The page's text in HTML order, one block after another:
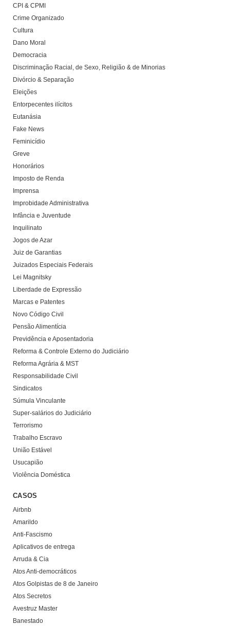
CPI & CPMI
Crime Organizado
Cultura
Dano Moral
Democracia
Discriminação Racial, de Sexo, Religião & de Minorias
Divórcio & Separação
Eleições
Entorpecentes ilícitos
Eutanásia
Fake News
Feminicídio
Greve
Honorários
Imposto de Renda
Imprensa
Improbidade Administrativa
Infância e Juventude
Inquilinato
Jogos de Azar
Juiz de Garantias
Juizados Especiais Federais
Lei Magnitsky
Liberdade de Expressão
Marcas e Patentes
Novo Código Civil
Pensão Alimentícia
Previdência e Aposentadoria
Reforma & Controle Externo do Judiciário
Reforma Agrária & MST
Responsabilidade Civil
Sindicatos
Súmula Vinculante
Super-salários do Judiciário
Terrorismo
Trabalho Escravo
União Estável
Usucapião
Violência Doméstica
CASOS
Airbnb
Amarildo
Anti-Fascismo
Aplicativos de entrega
Arruda & Cia
Atos Anti-democráticos
Atos Golpistas de 8 de Janeiro
Atos Secretos
Avestruz Master
Banestado